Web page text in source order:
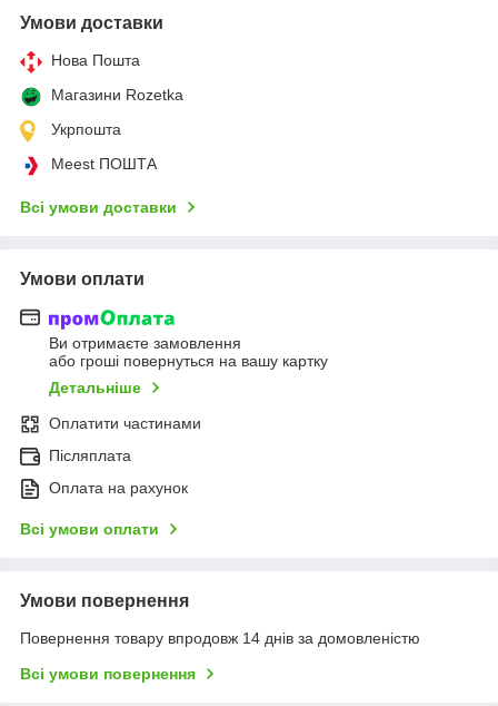
Умови доставки
Нова Пошта
Магазини Rozetka
Укрпошта
Meest ПОШТА
Всі умови доставки
Умови оплати
Ви отримаєте замовлення
або гроші повернуться на вашу картку
Детальніше
Оплатити частинами
Післяплата
Оплата на рахунок
Всі умови оплати
Умови повернення
Повернення товару впродовж 14 днів за домовленістю
Всі умови повернення